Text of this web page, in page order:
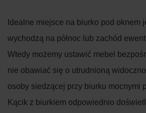
Idealne miejsce na biurko pod oknem
wychodzą na północ lub zachód
Wtedy możemy ustawić mebel
nie obawiać się o utrudnioną
osoby siedzącej przy biurku mocnymi
Kącik z biurkiem odpowiednio